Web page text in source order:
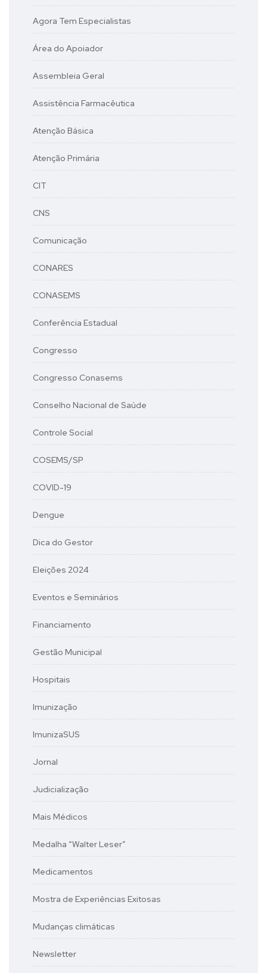
Agora Tem Especialistas
Área do Apoiador
Assembleia Geral
Assistência Farmacêutica
Atenção Básica
Atenção Primária
CIT
CNS
Comunicação
CONARES
CONASEMS
Conferência Estadual
Congresso
Congresso Conasems
Conselho Nacional de Saúde
Controle Social
COSEMS/SP
COVID-19
Dengue
Dica do Gestor
Eleições 2024
Eventos e Seminários
Financiamento
Gestão Municipal
Hospitais
Imunização
ImunizaSUS
Jornal
Judicialização
Mais Médicos
Medalha “Walter Leser”
Medicamentos
Mostra de Experiências Exitosas
Mudanças climáticas
Newsletter